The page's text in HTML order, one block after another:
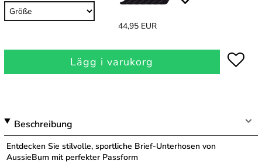
44,95 EUR
Lägg i varukorg
Beschreibung
Entdecken Sie stilvolle, sportliche Brief-Unterhosen von
AussieBum mit perfekter Passform